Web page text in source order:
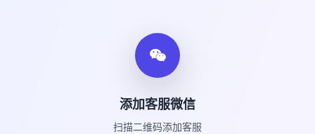
添加客服微信
扫描二维码添加客服